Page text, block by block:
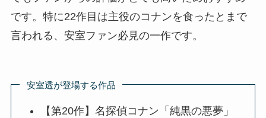
です。特に22作目は主役のコナンを食ったとまで
言われる、安室ファン必見の一作です。
安室透が登場する作品
【第20作】名探偵コナン「純黒の悪夢」